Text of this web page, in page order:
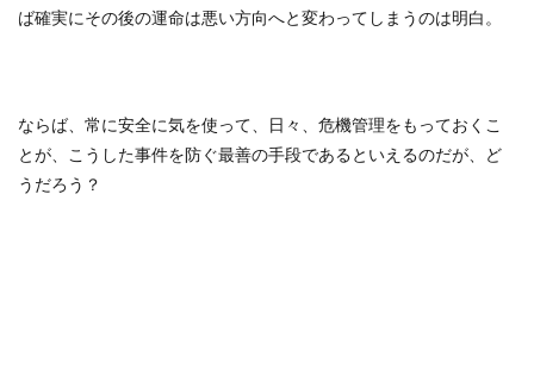
ば確実にその後の運命は悪い方向へと変わってしまうのは明白。
ならば、常に安全に気を使って、日々、危機管理をもっておくこ
とが、こうした事件を防ぐ最善の手段であるといえるのだが、ど
うだろう？